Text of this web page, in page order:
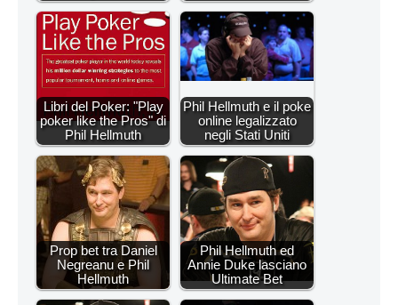
Libri del Poker: "Play
poker like the Pros" di
Phil Hellmuth
Phil Hellmuth e il poke
online legalizzato
negli Stati Uniti
Prop bet tra Daniel
Negreanu e Phil
Hellmuth
Phil Hellmuth ed
Annie Duke lasciano
Ultimate Bet